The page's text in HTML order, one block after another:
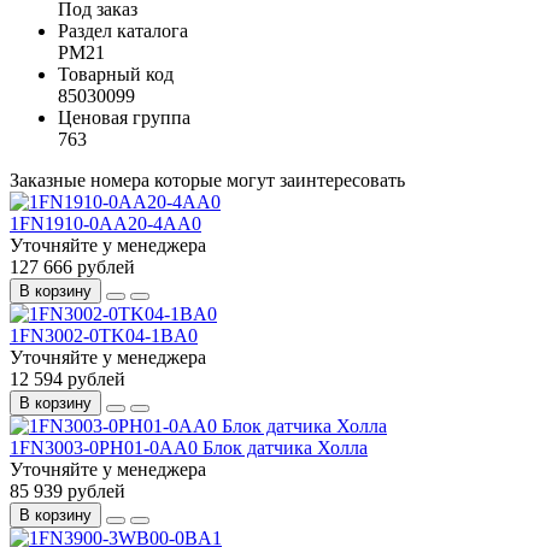
Под заказ
Раздел каталога
PM21
Товарный код
85030099
Ценовая группа
763
Заказные номера которые могут заинтересовать
1FN1910-0AA20-4AA0
Уточняйте у менеджера
127 666 рублей
В корзину
1FN3002-0TK04-1BA0
Уточняйте у менеджера
12 594 рублей
В корзину
1FN3003-0PH01-0AA0 Блок датчика Холла
Уточняйте у менеджера
85 939 рублей
В корзину